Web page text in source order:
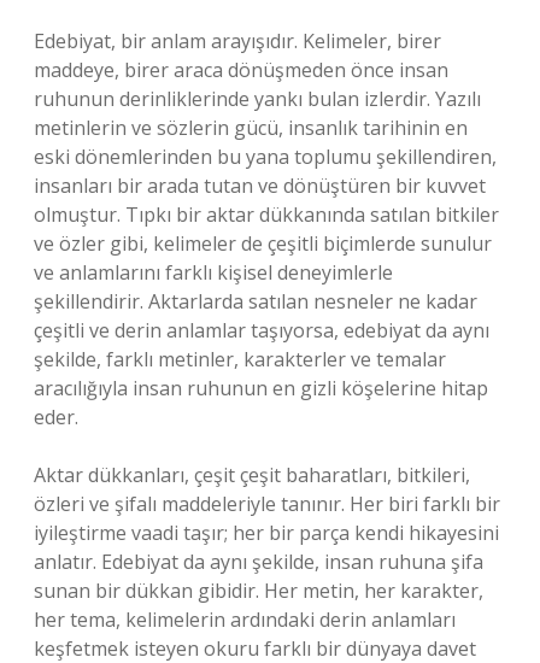
Edebiyat, bir anlam arayışıdır. Kelimeler, birer
maddeye, birer araca dönüşmeden önce insan
ruhunun derinliklerinde yankı bulan izlerdir. Yazılı
metinlerin ve sözlerin gücü, insanlık tarihinin en
eski dönemlerinden bu yana toplumu şekillendiren,
insanları bir arada tutan ve dönüştüren bir kuvvet
olmuştur. Tıpkı bir aktar dükkanında satılan bitkiler
ve özler gibi, kelimeler de çeşitli biçimlerde sunulur
ve anlamlarını farklı kişisel deneyimlerle
şekillendirir. Aktarlarda satılan nesneler ne kadar
çeşitli ve derin anlamlar taşıyorsa, edebiyat da aynı
şekilde, farklı metinler, karakterler ve temalar
aracılığıyla insan ruhunun en gizli köşelerine hitap
eder.
Aktar dükkanları, çeşit çeşit baharatları, bitkileri,
özleri ve şifalı maddeleriyle tanınır. Her biri farklı bir
iyileştirme vaadi taşır; her bir parça kendi hikayesini
anlatır. Edebiyat da aynı şekilde, insan ruhuna şifa
sunan bir dükkan gibidir. Her metin, her karakter,
her tema, kelimelerin ardındaki derin anlamları
keşfetmek isteyen okuru farklı bir dünyaya davet